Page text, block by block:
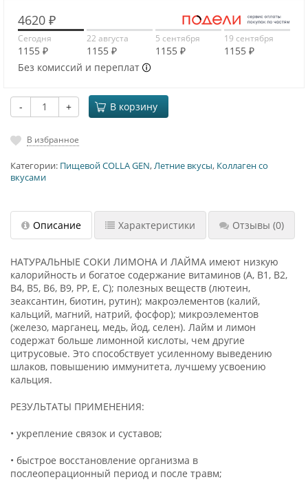
4620 ₽
Сегодня
1155 ₽
22 августа
1155 ₽
5 сентября
1155 ₽
19 сентября
1155 ₽
Без комиссий и переплат
- + В корзину
В избранное
Категории: Пищевой COLLA GEN,Летние вкусы, Коллаген со
вкусами
Описание Характеристики Отзывы (0)
НАТУРАЛЬНЫЕ СОКИ ЛИМОНА И ЛАЙМА имеют низкую
калорийность и богатое содержание витаминов (А, В1, В2,
В4, В5, В6, В9, РР, Е, С); полезных веществ (лютеин,
зеаксантин, биотин, рутин); макроэлементов (калий,
кальций, магний, натрий, фосфор); микроэлементов
(железо, марганец, медь, йод, селен). Лайм и лимон
содержат больше лимонной кислоты, чем другие
цитрусовые. Это способствует усиленному выведению
шлаков, повышению иммунитета, лучшему усвоению
кальция.
РЕЗУЛЬТАТЫ ПРИМЕНЕНИЯ:
• укрепление связок и суставов;
• быстрое восстановление организма в
послеоперационный период и после травм;